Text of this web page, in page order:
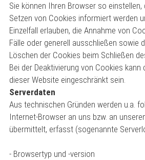
Sie können Ihren Browser so einstellen,
Setzen von Cookies informiert werden
Einzelfall erlauben, die Annahme von
Fälle oder generell ausschließen sowie
Löschen der Cookies beim Schließen
Bei der Deaktivierung von Cookies kann
dieser Website eingeschränkt sein.
Serverdaten
Aus technischen Gründen werden u.a.
Internet-Browser an uns bzw. an
übermittelt, erfasst (sogenannte
- Browsertyp und -version